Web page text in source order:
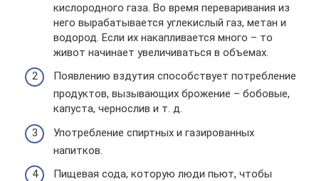
кислородного газа. Во время переваривания из
него вырабатывается углекислый газ, метан и
водород. Если их накапливается много – то
живот начинает увеличиваться в объемах.
Появлению вздутия способствует потребление
продуктов, вызывающих брожение – бобовые,
капуста, чернослив и т. д.
Употребление спиртных и газированных
напитков.
Пищевая сода, которую люди пьют, чтобы